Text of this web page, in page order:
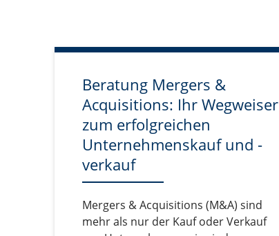
Beratung Mergers &
Acquisitions: Ihr Wegweiser
zum erfolgreichen
Unternehmenskauf und -
verkauf
Mergers & Acquisitions (M&A) sind
mehr als nur der Kauf oder Verkauf